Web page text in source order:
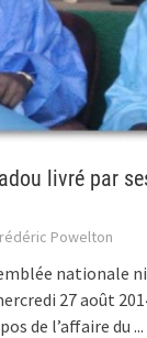
livré par
Powelton
nationale
27 août
de l’affaire du ...